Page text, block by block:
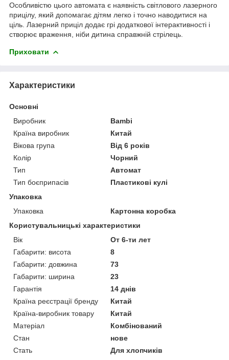
Особливістю цього автомата є наявність світлового лазерного
прицілу, який допомагає дітям легко і точно наводитися на
ціль. Лазерний приціл додає грі додаткової інтерактивності і
створює враження, ніби дитина справжній стрілець.
Приховати
Характеристики
Основні
Виробник
Bambi
Країна виробник
Китай
Вікова група
Від 6 років
Колір
Чорний
Тип
Автомат
Тип боєприпасів
Пластикові кулі
Упаковка
Упаковка
Картонна коробка
Користувальницькі характеристики
Вік
От 6-ти лет
Габарити: висота
8
Габарити: довжина
73
Габарити: ширина
23
Гарантія
14 днів
Країна реєстрації бренду
Китай
Країна-виробник товару
Китай
Матеріал
Комбінований
Стан
нове
Стать
Для хлопчиків